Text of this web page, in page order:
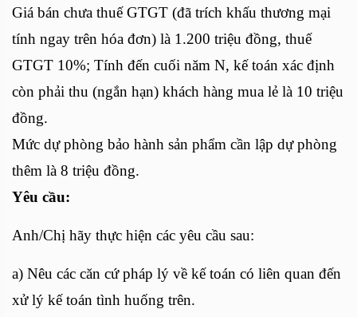
Giá bán chưa thuế GTGT (đã trích khấu thương mại
tính ngay trên hóa đơn) là 1.200 triệu đồng, thuế
GTGT 10%; Tính đến cuối năm N, kế toán xác định
còn phải thu (ngắn hạn) khách hàng mua lẻ là 10 triệu
đồng.
Mức dự phòng bảo hành sản phẩm cần lập dự phòng
thêm là 8 triệu đồng.
Yêu cầu:
Anh/Chị hãy thực hiện các yêu cầu sau:
a) Nêu các căn cứ pháp lý về kế toán có liên quan đến
xử lý kế toán tình huống trên.